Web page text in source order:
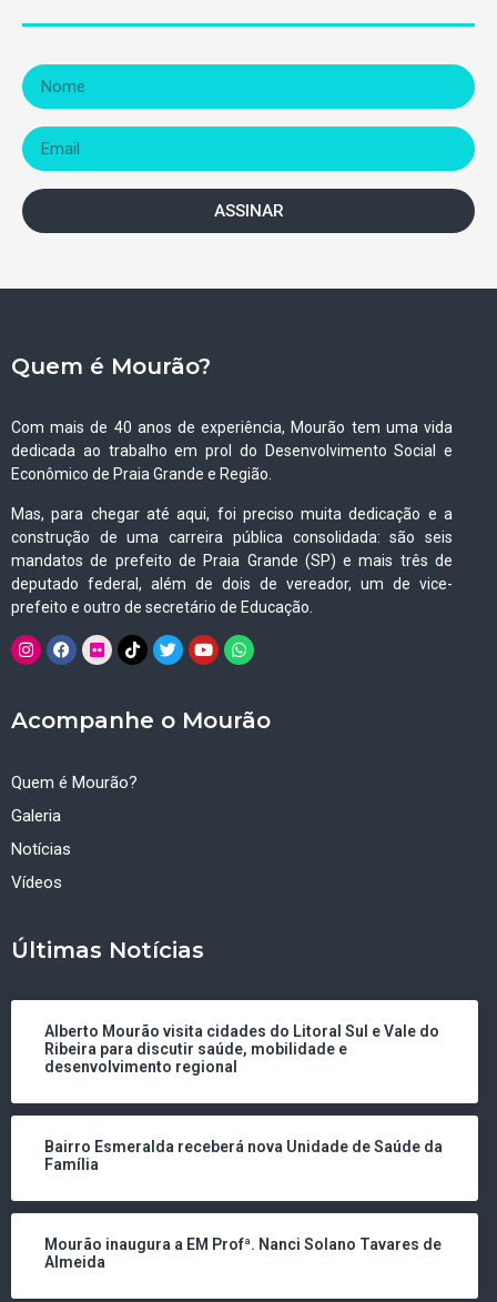
ASSINAR
Quem é Mourão?
Com mais de 40 anos de experiência, Mourão tem uma vida
dedicada ao trabalho em prol do Desenvolvimento Social e
Econômico de Praia Grande e Região.
Mas, para chegar até aqui, foi preciso muita dedicação e a
construção de uma carreira pública consolidada: são seis
mandatos de prefeito de Praia Grande (SP) e mais três de
deputado federal, além de dois de vereador, um de vice-
prefeito e outro de secretário de Educação.
Acompanhe o Mourão
Quem é Mourão?
Galeria
Notícias
Vídeos
Últimas Notícias
Alberto Mourão visita cidades do Litoral Sul e Vale do
Ribeira para discutir saúde, mobilidade e
desenvolvimento regional
Bairro Esmeralda receberá nova Unidade de Saúde da
Família
Mourão inaugura a EM Profª. Nanci Solano Tavares de
Almeida